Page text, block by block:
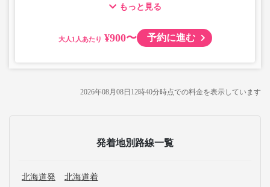
ど、座席の確保をお約束するものではありません。
もっと見る
大人 ¥900〜 予約に進む
2026年08月08日12時40分時点での料金を表示しています
発着地別路線一覧
北海道発 北海道着